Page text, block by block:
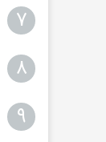
۷
۸
۹